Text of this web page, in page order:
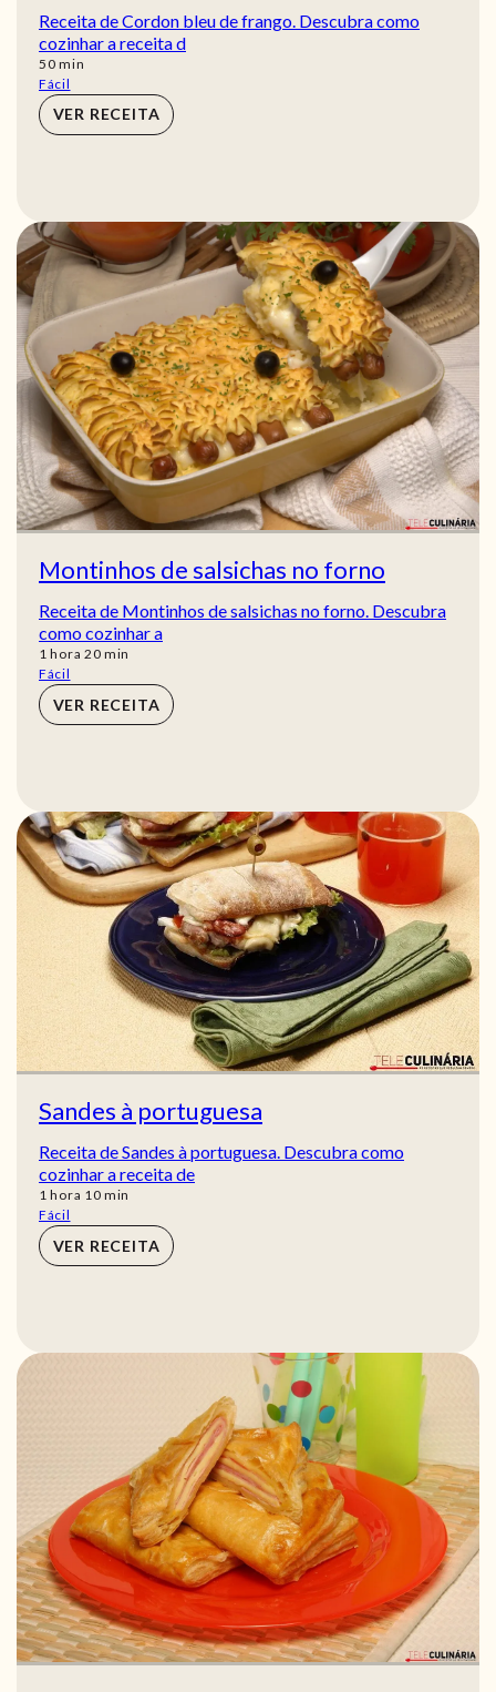
Receita de Cordon bleu de frango. Descubra como
cozinhar a receita d
50min
min
Fácil
VER RECEITA
Montinhos de salsichas no forno
Receita de Montinhos de salsichas no forno. Descubra
como cozinhar a
1 hora
hora 20min
min
Fácil
VER RECEITA
Sandes à portuguesa
Receita de Sandes à portuguesa. Descubra como
cozinhar a receita de
1 hora
hora 10min
min
Fácil
VER RECEITA